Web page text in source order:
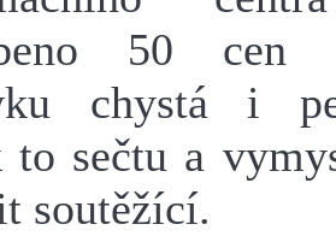
50 cen
chystá i
to sečtu a
soutěžící.